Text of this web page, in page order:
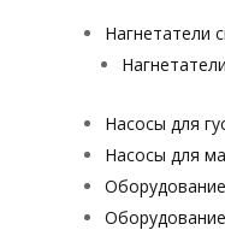
Нагнетатели
Насосы для
Насосы для